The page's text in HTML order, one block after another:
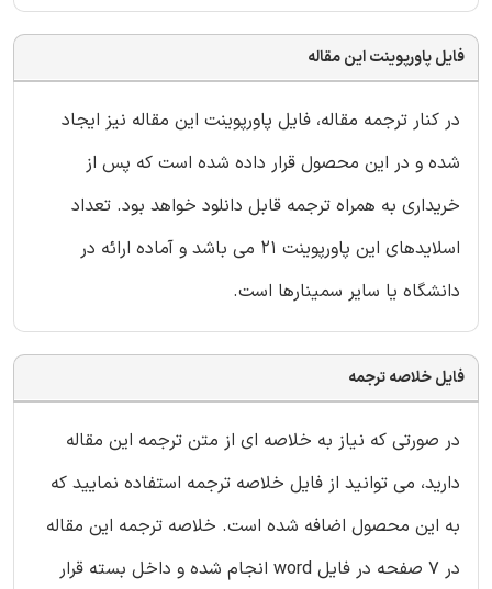
فایل پاورپوینت این مقاله
در کنار ترجمه مقاله، فایل پاورپوینت این مقاله نیز ایجاد
شده و در این محصول قرار داده شده است که پس از
خریداری به همراه ترجمه قابل دانلود خواهد بود. تعداد
اسلایدهای این پاورپوینت 21 می باشد و آماده ارائه در
دانشگاه یا سایر سمینارها است.
فایل خلاصه ترجمه
در صورتی که نیاز به خلاصه ای از متن ترجمه این مقاله
دارید، می توانید از فایل خلاصه ترجمه استفاده نمایید که
به این محصول اضافه شده است. خلاصه ترجمه این مقاله
در 7 صفحه در فایل word انجام شده و داخل بسته قرار